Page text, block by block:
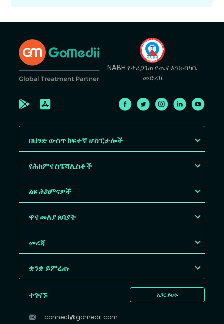
NABH የተረጋገጠ የጤና እንክብካቤ
መድረክ
በህንድ ውስጥ ከፍተኛ ሆስፒታሎች
የሕክምና ስፔሻሊስቶች
ልዩ ሕክምናዎች
ዋና መለያ ጸባያት
መረጃ
ቋንቋ ይምረጡ
አጋር ይሁኑ
ተገናኙ
connect@gomedii.com